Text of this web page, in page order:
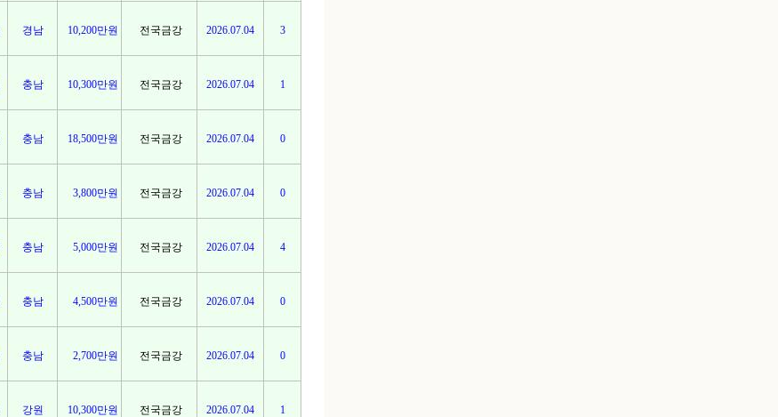
경남 10,200만원 전국금강 2026.07.04 3
충남 10,300만원 전국금강 2026.07.04 1
충남 18,500만원 전국금강 2026.07.04 0
충남 3,800만원 전국금강 2026.07.04 0
충남 5,000만원 전국금강 2026.07.04 4
충남 4,500만원 전국금강 2026.07.04 0
충남 2,700만원 전국금강 2026.07.04 0
강원 10,300만원 전국금강 2026.07.04 1